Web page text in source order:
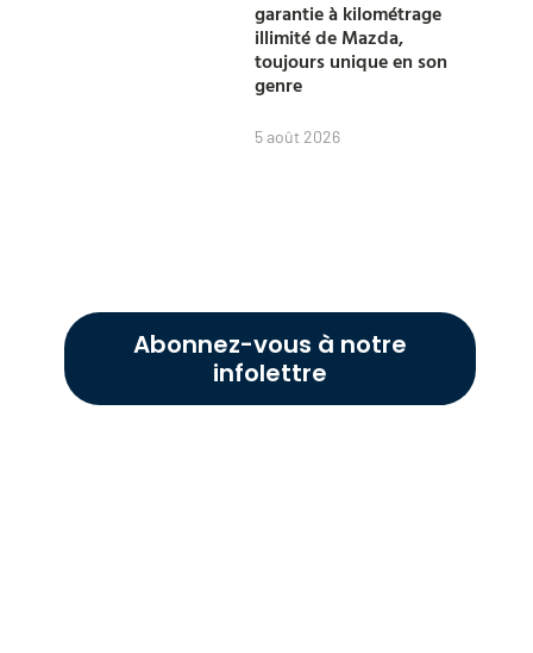
garantie à kilométrage
illimité de Mazda,
toujours unique en son
genre
5 août 2026
Abonnez-vous à notre
infolettre